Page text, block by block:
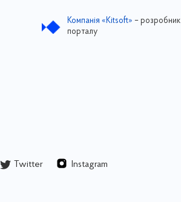
Компанія «Kitsoft» – розробник
порталу
Twitter Instagram